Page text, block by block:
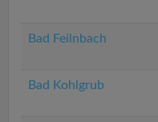
Bad Feilnbach
Bad Kohlgrub